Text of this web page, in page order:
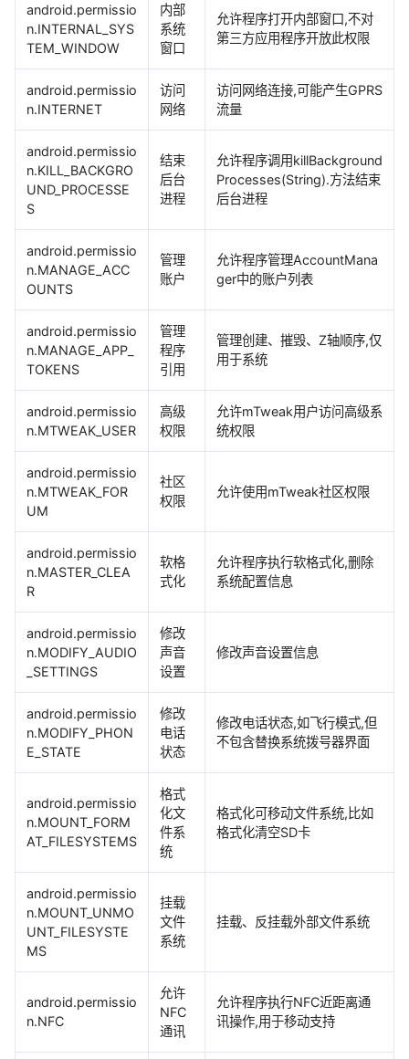
android.permissio
n.INTERNAL_SYS
TEM_WINDOW
内部
系统
窗口
允许程序打开内部窗口,不对
第三方应用程序开放此权限
android.permissio
n.INTERNET
访问
网络
访问网络连接,可能产生GPRS
流量
android.permissio
n.KILL_BACKGRO
UND_PROCESSE
S
结束
后台
进程
允许程序调用killBackground
Processes(String).方法结束
后台进程
android.permissio
n.MANAGE_ACC
OUNTS
管理
账户
允许程序管理AccountMana
ger中的账户列表
android.permissio
n.MANAGE_APP_
TOKENS
管理
程序
引用
管理创建、摧毁、Z轴顺序,仅
用于系统
android.permissio
n.MTWEAK_USER
高级
权限
允许mTweak用户访问高级系
统权限
android.permissio
n.MTWEAK_FOR
UM
社区
权限
允许使用mTweak社区权限
android.permissio
n.MASTER_CLEA
R
软格
式化
允许程序执行软格式化,删除
系统配置信息
android.permissio
n.MODIFY_AUDIO
_SETTINGS
修改
声音
设置
修改声音设置信息
android.permissio
n.MODIFY_PHON
E_STATE
修改
电话
状态
修改电话状态,如飞行模式,但
不包含替换系统拨号器界面
android.permissio
n.MOUNT_FORM
AT_FILESYSTEMS
格式
化文
件系
统
格式化可移动文件系统,比如
格式化清空SD卡
android.permissio
n.MOUNT_UNMO
UNT_FILESYSTE
MS
挂载
文件
系统
挂载、反挂载外部文件系统
android.permissio
n.NFC
允许
NFC
通讯
允许程序执行NFC近距离通
讯操作,用于移动支持